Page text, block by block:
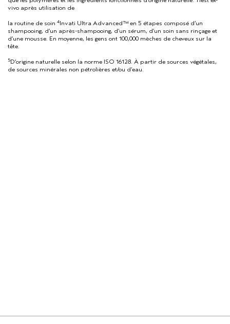
vivo après utilisation de
la routine de soin 4Invati Ultra Advanced™ en 5 étapes composé d’un
shampooing, d’un après-shampooing, d’un sérum, d’un soin sans rinçage et
d’une mousse. En moyenne, les gens ont 100,000 mèches de cheveux sur la
tête.
5D’origine naturelle selon la norme ISO 16128. À partir de sources végétales,
de sources minérales non pétrolières et/ou d’eau.